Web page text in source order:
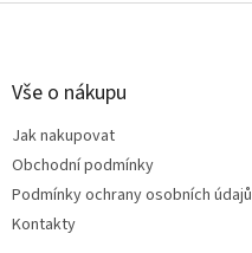
Z
Vše o nákupu
Jak nakupovat
Obchodní podmínky
Podmínky ochrany osobních údajů
Kontakty